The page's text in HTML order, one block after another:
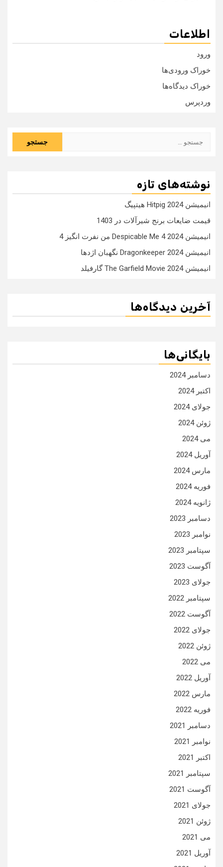
اطلاعات
ورود
خوراک ورودی‌ها
خوراک دیدگاه‌ها
وردپرس
نوشته‌های تازه
انیمیشن Hitpig 2024 هیتپیگ
قیمت ضایعات برنج شیرآلات در 1403
انیمیشن Despicable Me 4 2024 من نفرت انگیز 4
انیمیشن Dragonkeeper 2024 نگهبان اژدها
انیمیشن The Garfield Movie 2024 گارفیلد
آخرین دیدگاه‌ها
بایگانی‌ها
دسامبر 2024
اکتبر 2024
جولای 2024
ژوئن 2024
می 2024
آوریل 2024
مارس 2024
فوریه 2024
ژانویه 2024
دسامبر 2023
نوامبر 2023
سپتامبر 2023
آگوست 2023
جولای 2023
سپتامبر 2022
آگوست 2022
جولای 2022
ژوئن 2022
می 2022
آوریل 2022
مارس 2022
فوریه 2022
دسامبر 2021
نوامبر 2021
اکتبر 2021
سپتامبر 2021
آگوست 2021
جولای 2021
ژوئن 2021
می 2021
آوریل 2021